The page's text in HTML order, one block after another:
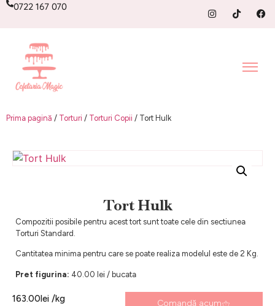
0722 167 070
Prima pagină / Torturi / Torturi Copii / Tort Hulk
Tort Hulk
Compozitii posibile pentru acest tort sunt toate cele din sectiunea
Torturi Standard.
Cantitatea minima pentru care se poate realiza modelul este de 2 Kg.
Pret figurina: 40.00 lei / bucata
163.00lei /kg Comandă acum